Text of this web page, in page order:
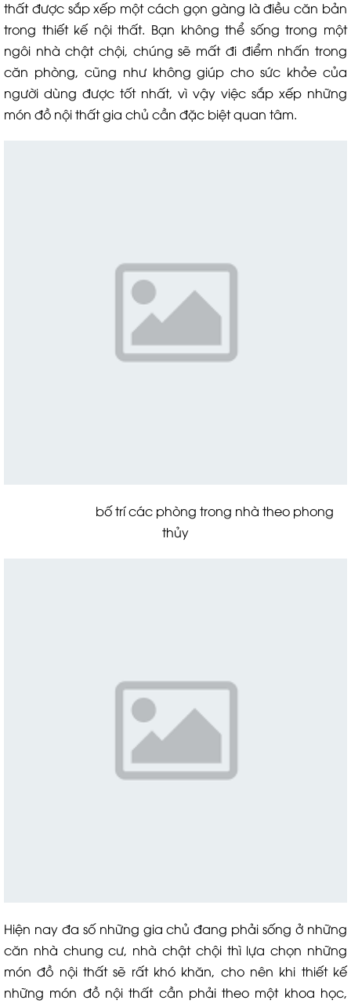
thất được sắp xếp một cách gọn gàng là điều căn bản
trong thiết kế nội thất. Bạn không thể sống trong một
ngôi nhà chật chội, chúng sẽ mất đi điểm nhấn trong
căn phòng, cũng như không giúp cho sức khỏe của
người dùng được tốt nhất, vì vậy việc sắp xếp những
món đồ nội thất gia chủ cần đặc biệt quan tâm.
bố trí các phòng trong nhà theo phong
thủy
Hiện nay đa số những gia chủ đang phải sống ở những
căn nhà chung cư, nhà chật chội thì lựa chọn những
món đồ nội thất sẽ rất khó khăn, cho nên khi thiết kế
những món đồ nội thất cần phải theo một khoa học,